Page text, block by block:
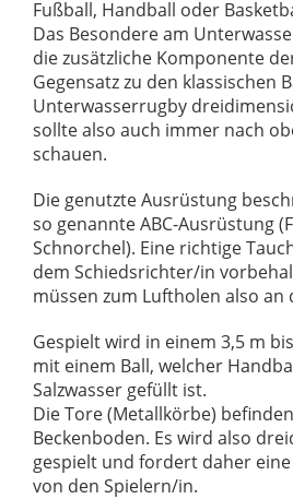
Fußball, Handball oder
Das Besondere am
die zusätzliche Komponente
Gegensatz zu den klassischen
Unterwasserrugby
sollte also auch immer nach
schauen.
Die genutzte Ausrüstung
so genannte ABC-Ausrüstung
Schnorchel). Eine richtige
dem Schiedsrichter/in
müssen zum Luftholen also an
Gespielt wird in einem 3,5 m
mit einem Ball, welcher
Salzwasser gefüllt ist.
Die Tore (Metallkörbe)
Beckenboden. Es wird also
gespielt und fordert daher
von den Spielern/in.